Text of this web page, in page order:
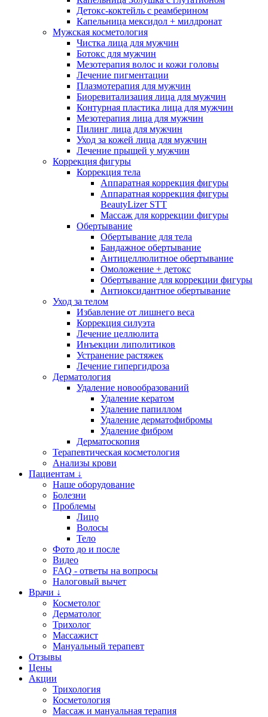
Детокс-коктейль с реамберином
Капельница мексидол + милдронат
Мужская косметология
Чистка лица для мужчин
Ботокс для мужчин
Мезотерапия волос и кожи головы
Лечение пигментации
Плазмотерапия для мужчин
Биоревитализация лица для мужчин
Контурная пластика лица для мужчин
Мезотерапия лица для мужчин
Пилинг лица для мужчин
Уход за кожей лица для мужчин
Лечение прыщей у мужчин
Коррекция фигуры
Коррекция тела
Аппаратная коррекция фигуры
Аппаратная коррекция фигуры
BeautyLizer STT
Массаж для коррекции фигуры
Обертывание
Обертывание для тела
Бандажное обертывание
Антицеллюлитное обертывание
Омоложение + детокс
Обертывание для коррекции фигуры
Антиоксидантное обертывание
Уход за телом
Избавление от лишнего веса
Коррекция силуэта
Лечение целлюлита
Инъекции липолитиков
Устранение растяжек
Лечение гипергидроза
Дерматология
Удаление новообразований
Удаление кератом
Удаление папиллом
Удаление дерматофибромы
Удаление фибром
Дерматоскопия
Терапевтическая косметология
Анализы крови
Пациентам ↓
Наше оборудование
Болезни
Проблемы
Лицо
Волосы
Тело
Фото до и после
Видео
FAQ - ответы на вопросы
Налоговый вычет
Врачи ↓
Косметолог
Дерматолог
Трихолог
Массажист
Мануальный терапевт
Отзывы
Цены
Акции
Трихология
Косметология
Массаж и мануальная терапия